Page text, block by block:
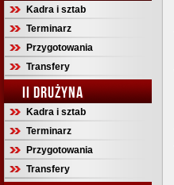
Kadra i sztab
Terminarz
Przygotowania
Transfery
II DRUŻYNA
Kadra i sztab
Terminarz
Przygotowania
Transfery